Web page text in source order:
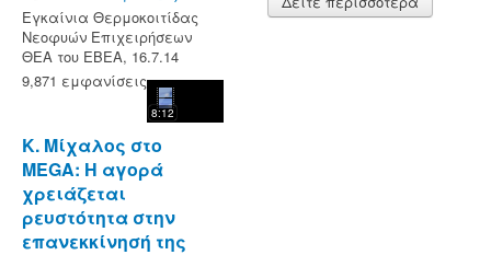
Εγκαίνια Θερμοκοιτίδας
Νεοφυών Επιχειρήσεων
ΘΕΑ του ΕΒΕΑ, 16.7.14
9,871 εμφανίσεις
8:12
Κ. Μίχαλος στο
MEGA: Η αγορά
χρειάζεται
ρευστότητα στην
επανεκκίνησή της